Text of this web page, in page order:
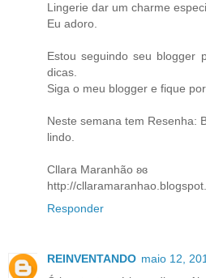
Lingerie dar um charme
Eu adoro.
Estou seguindo seu blogger
dicas.
Siga o meu blogger e fique
Neste semana tem Resenha:
lindo.
Cllara Maranhão ʚɞ
http://
Responder
REINVENTANDO maio 12,